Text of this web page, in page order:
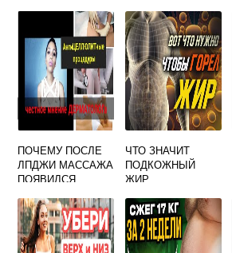
ПОЧЕМУ ПОСЛЕ
ЛПДЖИ МАССАЖА
ПОЯВИЛСЯ
ЧТО ЗНАЧИТ
ПОДКОЖНЫЙ
ЖИР